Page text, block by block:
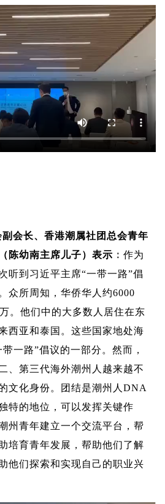
副会长、香港潮属社团总会青年
陈幼南主席儿子）表示 ： 作为
听到习近平主席“一带一路”倡
众所周知，华侨华人约6000
。他们中的大多数人居住在东
西亚和泰国。这些国家地处海
一路”倡议的一部分。然而，
、第三代海外潮州人越来越不
文化身份。团结是潮州人DNA
特的地位，可以发挥关键作
州青年建立一个交流平台，帮
培育青年发展，帮助他们了解
他们探索和实现自己的职业兴